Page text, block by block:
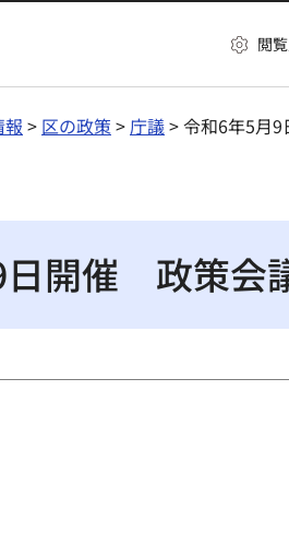
閲
報 > 区の政策>庁議> 令和6年5月
日開催 政策会